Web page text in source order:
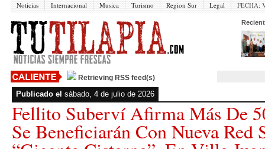
Noticias Internacional Musica Turismo Region Sur Legal FECHA:
Retrieving RSS feed(s)
Publicado el sábado, 4 de julio de 2026
Fellito Suberví Afirma Más De
Se Beneficiarán Con Nueva Red